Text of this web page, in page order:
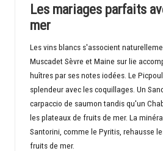
Les mariages parfaits
mer
Les vins blancs s'associent
Muscadet Sèvre et Maine sur lie
huîtres par ses notes iodées. Le
splendeur avec les coquillages. Un
carpaccio de saumon tandis qu'un
les plateaux de fruits de mer. La
Santorini, comme le Pyritis, rehausse
fruits de mer.